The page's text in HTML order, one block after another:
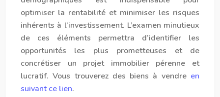
optimiser la rentabilité et minimiser les risques
inhérents à l’investissement. L’examen minutieux
de ces éléments permettra d’identifier les
opportunités les plus prometteuses et de
concrétiser un projet immobilier pérenne et
lucratif. Vous trouverez des biens à vendre en
suivant ce lien.